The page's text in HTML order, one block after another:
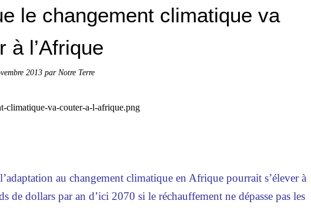
le changement climatique va
à l’Afrique
2013 par Notre Terre
au changement climatique en Afrique pourrait s’élever à
de dollars par an d’ici 2070 si le réchauffement ne dépasse pas les